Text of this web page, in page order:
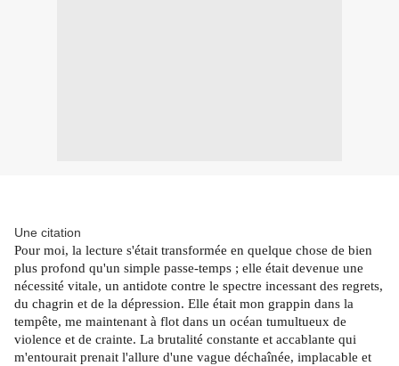
Une citation
Pour moi, la lecture s'était transformée en quelque chose de bien
plus profond qu'un simple passe-temps ; elle était devenue une
nécessité vitale, un antidote contre le spectre incessant des regrets,
du chagrin et de la dépression. Elle était mon grappin dans la
tempête, me maintenant à flot dans un océan tumultueux de
violence et de crainte. La brutalité constante et accablante qui
m'entourait prenait l'allure d'une vague déchaînée, implacable et